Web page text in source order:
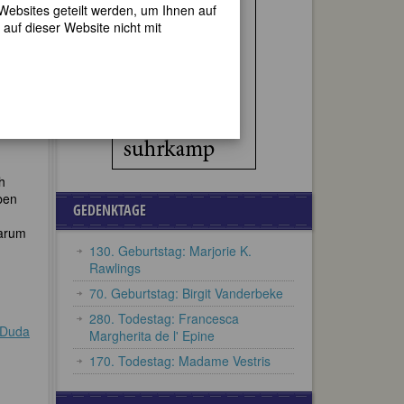
GEDENKTAGE
130. Geburtstag: Marjorie K.
Rawlings
70. Geburtstag: Birgit Vanderbeke
280. Todestag: Francesca
Margherita de l' Epine
170. Todestag: Madame Vestris
geteilt werden, um Ihnen auf
dieser Website nicht mit